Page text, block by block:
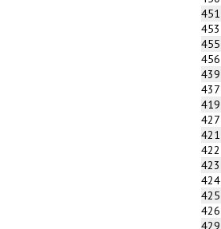
451
453
455
456
439
437
419
427
421
422
423
424
425
426
429